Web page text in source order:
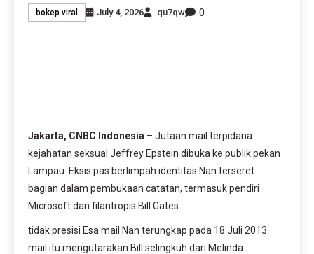
bokep viral July 4, 2026 qu7qw 0
Jakarta, CNBC Indonesia – Jutaan mail terpidana
kejahatan seksual Jeffrey Epstein dibuka ke publik pekan
Lampau. Eksis pas berlimpah identitas Nan terseret
bagian dalam pembukaan catatan, termasuk pendiri
Microsoft dan filantropis Bill Gates.
tidak presisi Esa mail Nan terungkap pada 18 Juli 2013.
mail itu mengutarakan Bill selingkuh dari Melinda.